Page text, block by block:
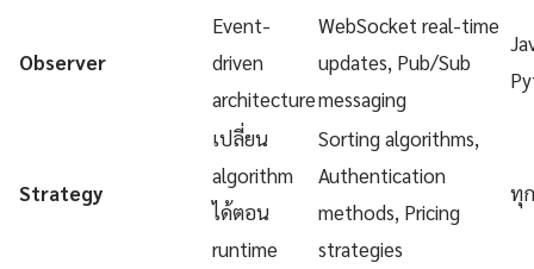
Observer
Event-
driven
architecture
WebSocket real-time
updates, Pub/Sub
messaging
Strategy
เปลี่ยน
algorithm
ได้ตอน
runtime
Sorting algorithms,
Authentication
methods, Pricing
strategies
ทุ